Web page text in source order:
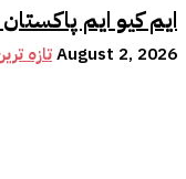
ایم کیو ایم
تازہAugust 2, 2026